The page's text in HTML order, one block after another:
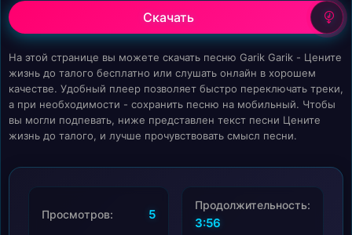
Скачать
На этой странице вы можете скачать песню Garik Garik - Цените
жизнь до талого бесплатно или слушать онлайн в хорошем
качестве. Удобный плеер позволяет быстро переключать треки,
а при необходимости - сохранить песню на мобильный. Чтобы
вы могли подпевать, ниже представлен текст песни Цените
жизнь до талого, и лучше прочувствовать смысл песни.
Просмотров: 5
Продолжительность:
3:56